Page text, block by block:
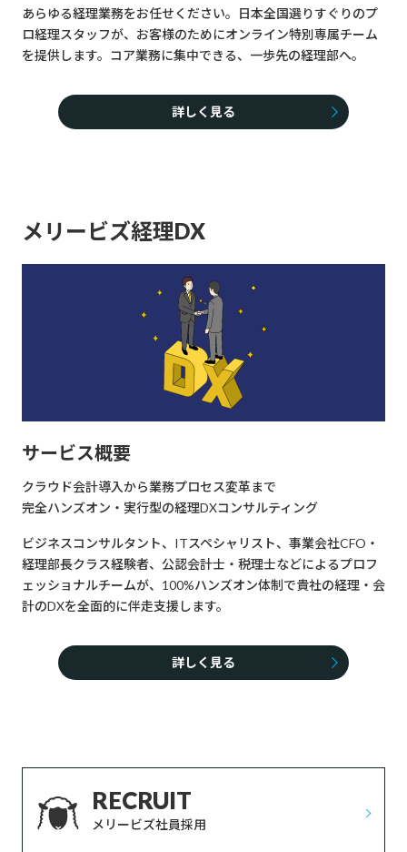
あらゆる経理業務をお任せください。日本全国選りすぐりのプ
ロ経理スタッフが、お客様のためにオンライン特別専属チーム
を提供します。コア業務に集中できる、一歩先の経理部へ。
詳しく見る
メリービズ経理DX
サービス概要
クラウド会計導入から業務プロセス変革まで
完全ハンズオン・実行型の経理DXコンサルティング
ビジネスコンサルタント、ITスペシャリスト、事業会社CFO・
経理部長クラス経験者、公認会計士・税理士などによるプロフ
ェッショナルチームが、100%ハンズオン体制で貴社の経理・会
計のDXを全面的に伴走支援します。
詳しく見る
RECRUIT
メリービズ社員採用